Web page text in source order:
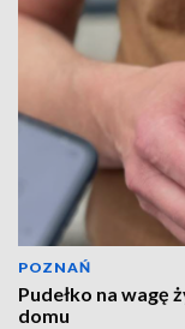
POZNAŃ
Pudełko na wagę
domu